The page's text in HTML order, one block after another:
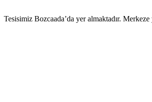
Tesisimiz Bozcaada’da yer almaktadır.